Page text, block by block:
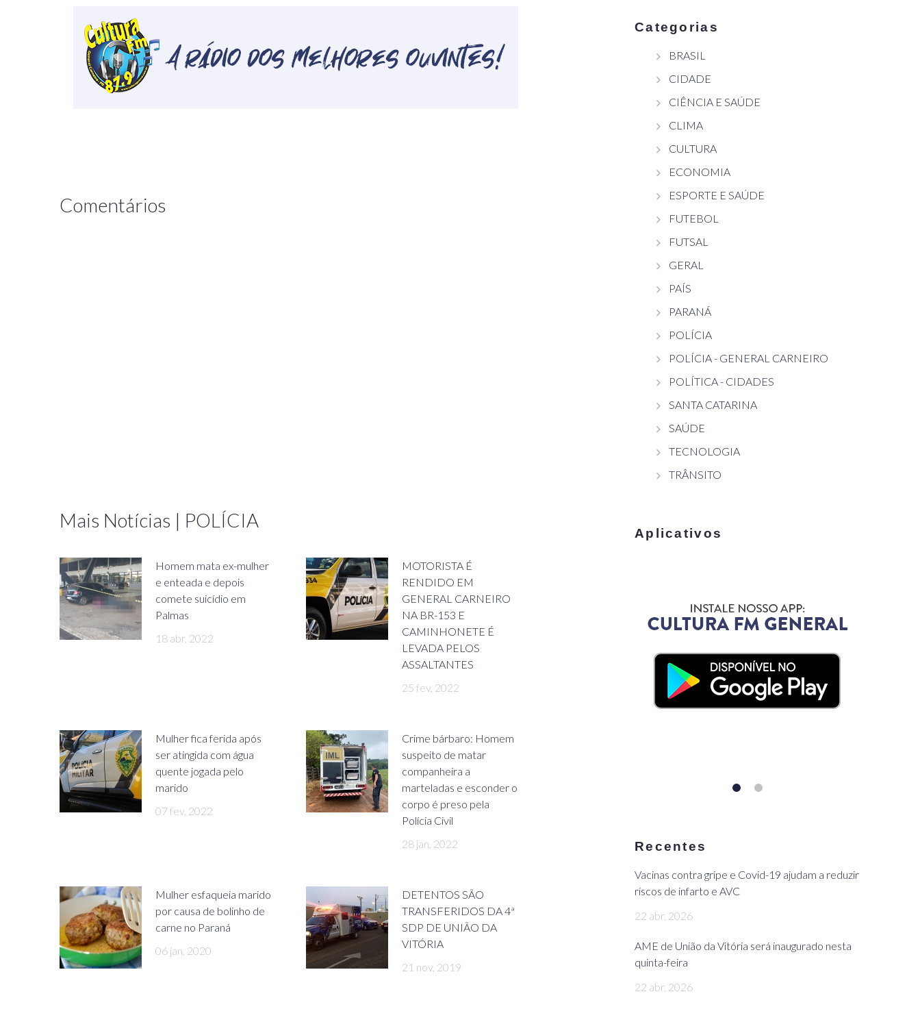
Comentários
Mais Notícias | POLÍCIA
Homem mata ex-mulher
e enteada e depois
comete suicídio em
Palmas
18 abr, 2022
MOTORISTA É
RENDIDO EM
GENERAL CARNEIRO
NA BR-153 E
CAMINHONETE É
LEVADA PELOS
ASSALTANTES
25 fev, 2022
Mulher fica ferida após
ser atingida com água
quente jogada pelo
marido
07 fev, 2022
Crime bárbaro: Homem
suspeito de matar
companheira a
marteladas e esconder o
corpo é preso pela
Polícia Civil
28 jan, 2022
Mulher esfaqueia marido
por causa de bolinho de
carne no Paraná
06 jan, 2020
DETENTOS SÃO
TRANSFERIDOS DA 4ª
SDP DE UNIÃO DA
VITÓRIA
21 nov, 2019
Categorias
BRASIL
CIDADE
CIÊNCIA E SAÚDE
CLIMA
CULTURA
ECONOMIA
ESPORTE E SAÚDE
FUTEBOL
FUTSAL
GERAL
PAÍS
PARANÁ
POLÍCIA
POLÍCIA - GENERAL CARNEIRO
POLÍTICA - CIDADES
SANTA CATARINA
SAÚDE
TECNOLOGIA
TRÂNSITO
Aplicativos
Recentes
Vacinas contra gripe e Covid-19 ajudam a reduzir
riscos de infarto e AVC
22 abr, 2026
AME de União da Vitória será inaugurado nesta
quinta-feira
22 abr, 2026